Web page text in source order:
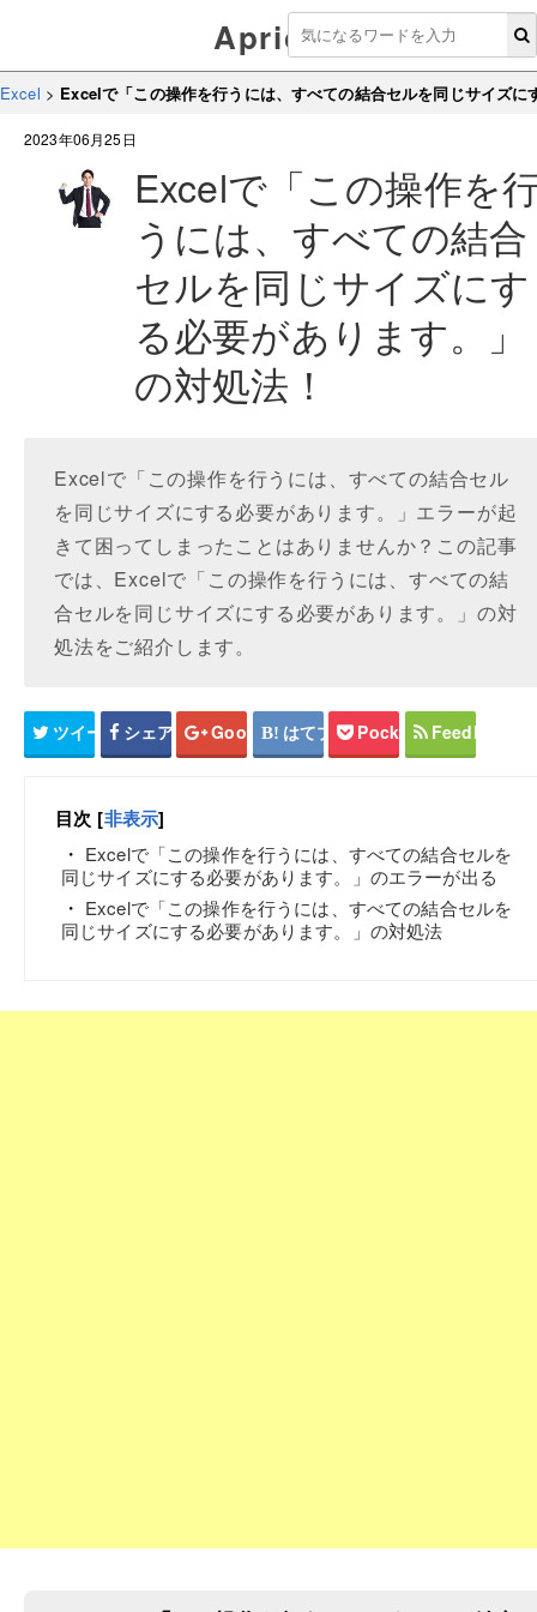
Aprico
Excel > Excelで「この操作を行うには、すべての結合セルを同じサイズに
2023年06月25日
Excelで「この操作を
うには、すべての結合
セルを同じサイズにす
る必要があります。」
の対処法！
Excelで「この操作を行うには、すべての結合セル
を同じサイズにする必要があります。」エラーが起
きて困ってしまったことはありませんか？この記事
では、Excelで「この操作を行うには、すべての結
合セルを同じサイズにする必要があります。」の対
処法をご紹介します。
ツイート シェア Google+ はてブ Pocket Feedly
目次 [非表示]
Excelで「この操作を行うには、すべての結合セルを
同じサイズにする必要があります。」のエラーが出る
Excelで「この操作を行うには、すべての結合セルを
同じサイズにする必要があります。」の対処法